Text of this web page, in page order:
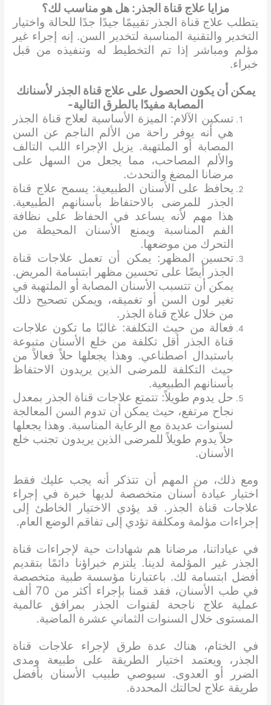
مزايا علاج قناة الجذر: هل هو مناسب لك؟
يتطلب علاج قناة الجذر تقييمًا جيدًا جدًا للحالة واختيار
التخدير والتقنية المناسبة لتخدير السن. إنه إجراء غير
مؤلم ومباشر إذا تم التخطيط له وتنفيذه من قبل
خبراء.
يمكن أن يكون الحصول على علاج قناة الجذر لأسنانك
المصابة مفيدًا بالطرق التالية-
تسكين الآلام: الميزة الأساسية لعلاج قناة الجذر
هي أنه يوفر راحة من الألم الناجم عن السن
المصابة أو الملتهبة. يزيل الإجراء اللب التالف
والألم المصاحب، مما يجعل من السهل على
مرضانا المضغ والتحدث.
يحافظ على الأسنان الطبيعية: يسمح علاج قناة
الجذر للمرضى بالاحتفاظ بأسنانهم الطبيعية.
هذا مهم لأنه يساعد في الحفاظ على نظافة
الفم المناسبة ويمنع الأسنان المحيطة من
التحرك من موضعها.
تحسين المظهر: يمكن أن تعمل علاجات قناة
الجذر أيضًا على تحسين مظهر ابتسامة المريض.
يمكن أن تتسبب الأسنان المصابة أو الملتهبة في
تغير لون السن أو تغميقه، ويمكن تصحيح ذلك
من خلال علاج قناة الجذر.
فعالة من حيث التكلفة: غالبًا ما تكون علاجات
قناة الجذر أقل تكلفة من خلع الأسنان متبوعة
باستبدال اصطناعي. وهذا يجعلها حلاً فعالاً من
حيث التكلفة للمرضى الذين يريدون الاحتفاظ
بأسنانهم الطبيعية.
حل يدوم طويلاً: تتمتع علاجات قناة الجذر بمعدل
نجاح مرتفع، حيث يمكن أن تدوم السن المعالجة
لسنوات عديدة مع الرعاية المناسبة. وهذا يجعلها
حلاً يدوم طويلاً للمرضى الذين يريدون تجنب خلع
الأسنان.
ومع ذلك، من المهم أن تتذكر أنه يجب عليك فقط
اختيار عيادة أسنان متخصصة لديها خبرة في إجراء
علاجات قناة الجذر. قد يؤدي الاختيار الخاطئ إلى
إجراءات مؤلمة ومكلفة تؤدي إلى تفاقم الوضع العام.
في عياداتنا، مرضانا هم شهادات حية لإجراءات قناة
الجذر غير المؤلمة لدينا. يلتزم خبراؤنا دائمًا بتقديم
أفضل ابتسامة لك. باعتبارنا مؤسسة طبية متخصصة
في طب الأسنان، فقد قمنا بإجراء أكثر من 70 ألف
عملية علاج ناجحة لقنوات الجذر بمرافق عالمية
المستوى خلال السنوات الثماني عشرة الماضية.
في الختام، هناك عدة طرق لإجراء علاجات قناة
الجذر، ويعتمد اختيار الطريقة على طبيعة ومدى
الضرر أو العدوى. سيوصي طبيب الأسنان بأفضل
طريقة علاج لحالتك المحددة.